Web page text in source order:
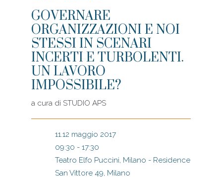
GOVERNARE
ORGANIZZAZIONI E NOI
STESSI IN SCENARI
INCERTI E TURBOLENTI.
UN LAVORO
IMPOSSIBILE?
a cura di STUDIO APS
11.12 maggio 2017
09:30 - 17:30
Teatro Elfo Puccini, Milano - Residence
San Vittore 49, Milano